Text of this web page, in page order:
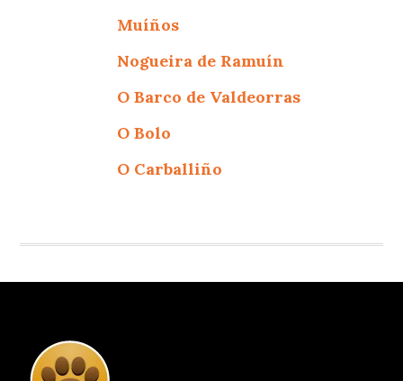
Muíños
Nogueira de Ramuín
O Barco de Valdeorras
O Bolo
O Carballiño